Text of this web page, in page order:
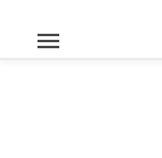
Pular para o